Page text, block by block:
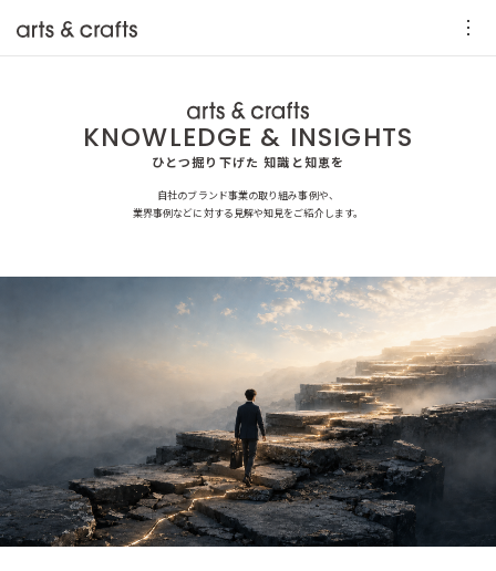
KNOWLEDGE & INSIGHTS
ひとつ掘り下げた 知識と知恵を
自社のブランド事業の取り組み事例や、
業界事例などに対する見解や知見をご紹介します。